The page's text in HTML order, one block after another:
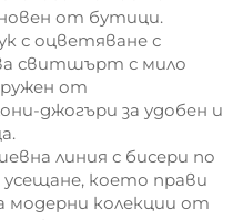
от бутици.
с оцветяване с
свитшърт с мило
от
джогъри за удобен и
линия с бисери по
което прави
модерни колекции от